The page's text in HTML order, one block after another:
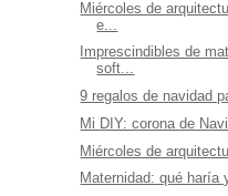
Miércoles de
e...
Imprescindibles de
soft...
9 regalos de navidad
Mi DIY: corona de
Miércoles de
Maternidad: qué haría